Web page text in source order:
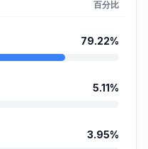
百分比
79.22%
5.11%
3.95%